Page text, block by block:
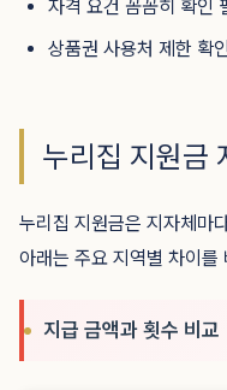
자격 요건 꼼꼼히 확인
상품권 사용처 제한 확인
누리집 지원금
누리집 지원금은 지자체마
아래는 주요 지역별 차이를
지급 금액과 횟수 비교